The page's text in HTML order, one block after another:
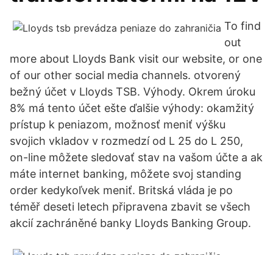
To find
out
more about Lloyds Bank visit our website, or one
of our other social media channels. otvorený
bežný účet v Lloyds TSB. Výhody. Okrem úroku
8% má tento účet ešte ďalšie výhody: okamžitý
prístup k peniazom, možnosť meniť výšku
svojich vkladov v rozmedzí od L 25 do L 250,
on-line môžete sledovať stav na vašom účte a ak
máte internet banking, môžete svoj standing
order kedykoľvek meniť. Britská vláda je po
téměř deseti letech připravena zbavit se všech
akcií zachráněné banky Lloyds Banking Group.